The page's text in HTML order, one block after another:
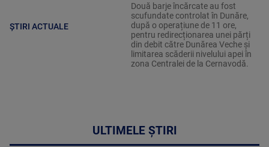
ȘTIRI ACTUALE
Două barje încărcate au fost
scufundate controlat în Dunăre,
după o operațiune de 11 ore,
pentru redirecționarea unei părți
din debit către Dunărea Veche și
limitarea scăderii nivelului apei în
zona Centralei de la Cernavodă.
ULTIMELE ȘTIRI